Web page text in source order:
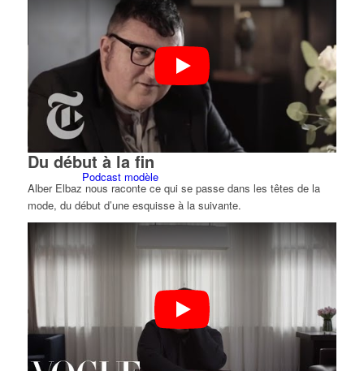
Devenir mannequin 2026
Devenir mannequin 2026
Podcast modèle
Fashion Weeks
Wiki
Du début à la fin
Alber Elbaz nous raconte ce qui se passe dans les têtes de la
mode, du début d’une esquisse à la suivante.